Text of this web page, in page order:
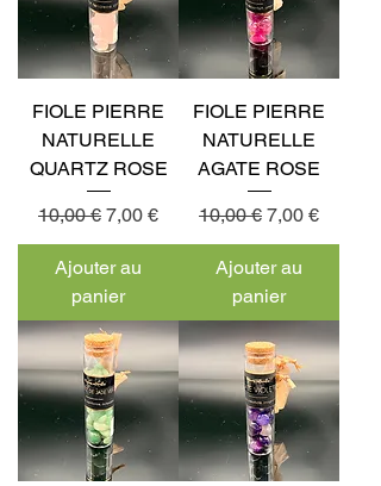
FIOLE PIERRE
NATURELLE
QUARTZ ROSE
Prix original
10,00 € Prix promotionnel
7,00 €
Ajouter au
panier
FIOLE PIERRE
NATURELLE
AGATE ROSE
Prix original
10,00 € Prix
7,00 €
Ajouter au
panier